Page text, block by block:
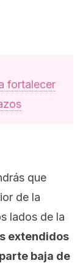
fortalecer
que
de la
lados de la
extendidos
baja de